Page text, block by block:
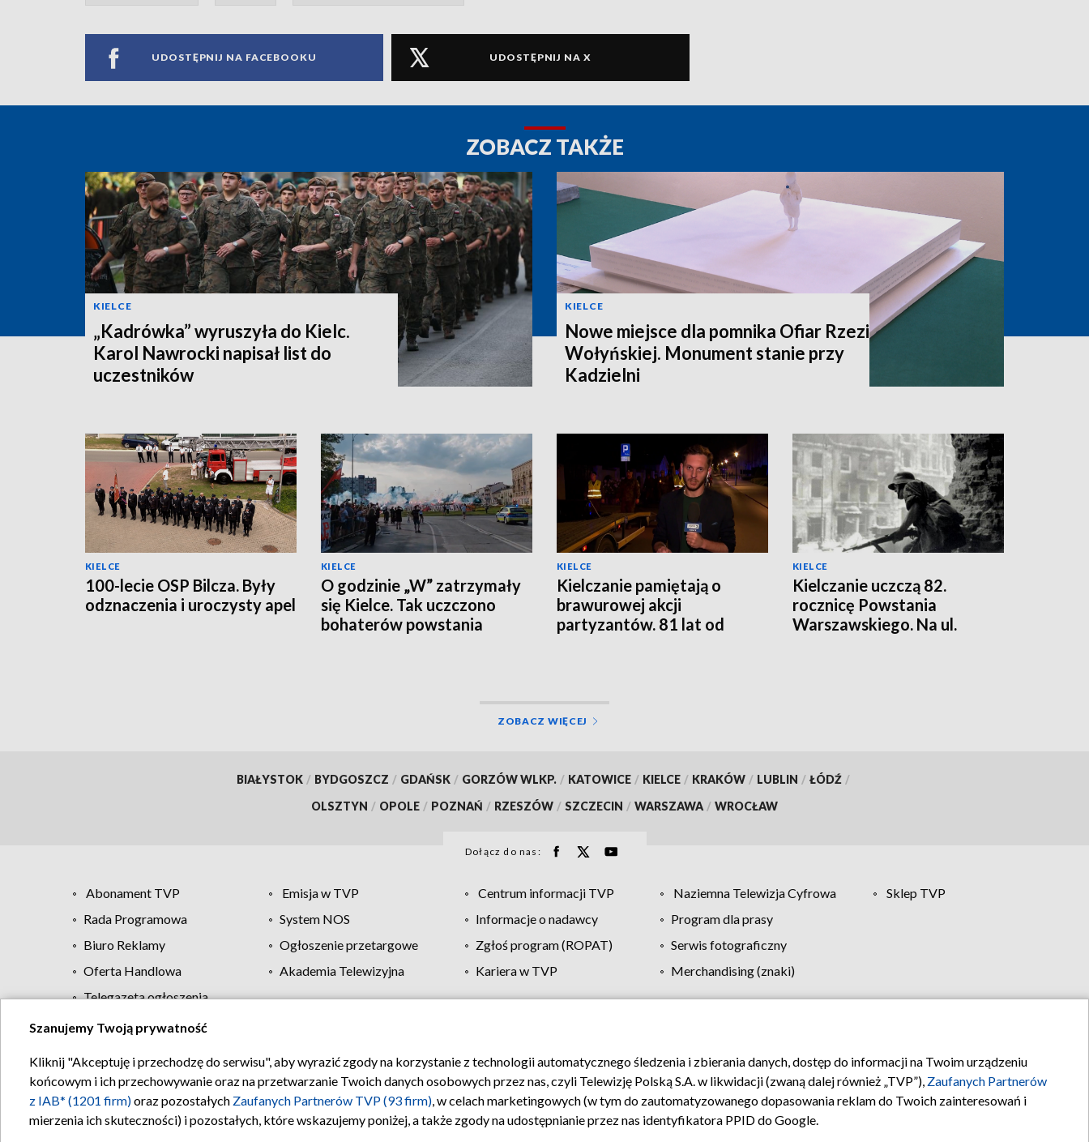
UDOSTĘPNIJ NA FACEBOOKU UDOSTĘPNIJ NA X
ZOBACZ TAKŻE
KIELCE
„Kadrówka” wyruszyła do Kielc.
Karol Nawrocki napisał list do
uczestników
KIELCE
Nowe miejsce dla pomnika Ofiar Rzezi
Wołyńskiej. Monument stanie przy
Kadzielni
KIELCE
100-lecie OSP Bilcza. Były
odznaczenia i uroczysty apel
KIELCE
O godzinie „W” zatrzymały
się Kielce. Tak uczczono
bohaterów powstania
KIELCE
Kielczanie pamiętają o
brawurowej akcji
partyzantów. 81 lat od
KIELCE
Kielczanie uczczą 82.
rocznicę Powstania
Warszawskiego. Na ul.
ZOBACZ WIĘCEJ
BIAŁYSTOK / BYDGOSZCZ / GDAŃSK / GORZÓW WLKP. / KATOWICE / KIELCE / KRAKÓW / LUBLIN / ŁÓDŹ /
OLSZTYN / OPOLE / POZNAŃ / RZESZÓW / SZCZECIN / WARSZAWA / WROCŁAW
Dołącz do nas:
Abonament TVP Emisja w TVP Centrum informacji TVP Naziemna Telewizja Cyfrowa
Sklep TVP
Rada Programowa
System NOS Informacje o nadawcy
Program dla prasy
Biuro Reklamy
Ogłoszenie przetargowe Zgłoś program (ROPAT)
Serwis fotograficzny
Oferta Handlowa
Akademia Telewizyjna Kariera w TVP
Merchandising (znaki)
Telegazeta ogłoszenia
Regulamin TVP Polityka prywatności Moje zgody Pomoc Biuro reklamy Kontakt
Szanujemy Twoją prywatność
Kliknij "Akceptuję i przechodzę do serwisu", aby wyrazić zgody na korzystanie z technologii automatycznego śledzenia i zbierania danych, dostęp do informacji na Twoim urządzeniu
końcowym i ich przechowywanie oraz na przetwarzanie Twoich danych osobowych przez nas, czyli Telewizję Polską S.A. w likwidacji (zwaną dalej również „TVP”), Zaufanych Partnerów
z IAB* (1201 firm)oraz pozostałych Zaufanych Partnerów TVP (93 firm), w celach marketingowych (w tym do zautomatyzowanego dopasowania reklam do Twoich zainteresowań i
mierzenia ich skuteczności) i pozostałych, które wskazujemy poniżej, a także zgody na udostępnianie przez nas identyfikatora PPID do Google.